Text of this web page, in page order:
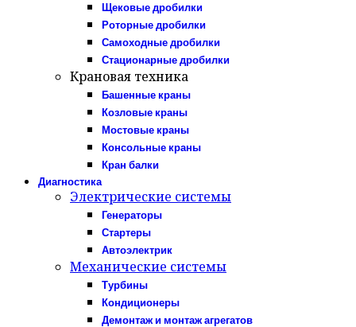
Щековые дробилки
Роторные дробилки
Самоходные дробилки
Стационарные дробилки
Крановая техника
Башенные краны
Козловые краны
Мостовые краны
Консольные краны
Кран балки
Диагностика
Электрические системы
Генераторы
Стартеры
Автоэлектрик
Механические системы
Турбины
Кондиционеры
Демонтаж и монтаж агрегатов